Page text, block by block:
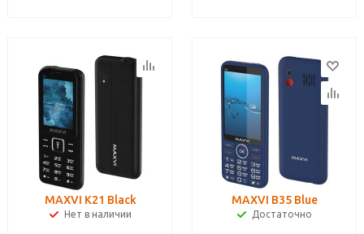
MAXVI K21 Black
Нет в наличии
MAXVI B35 Blue
Достаточно